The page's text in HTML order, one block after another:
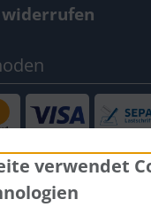
verwendet